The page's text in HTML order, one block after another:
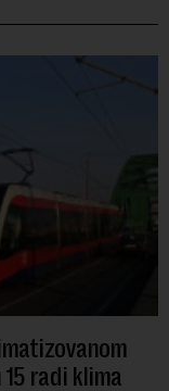
15 radi klima